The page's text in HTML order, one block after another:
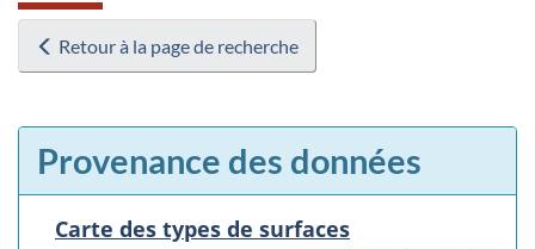
Retour à la page de recherche
Provenance des données
Carte des types de surfaces